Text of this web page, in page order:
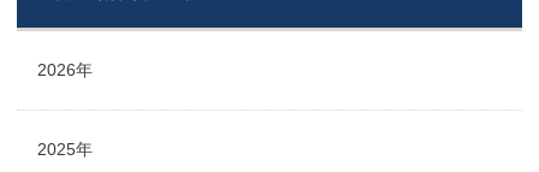
2026年
2025年